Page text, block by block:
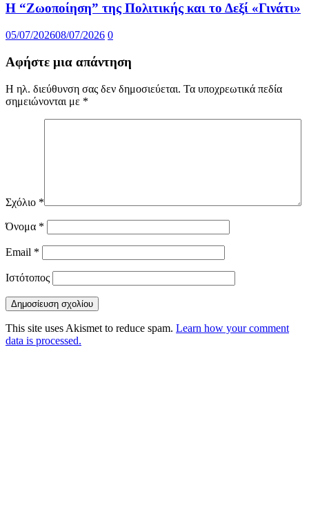
Η “Ζωοποίηση” της Πολιτικής και το Δεξί «Γινάτι»
05/07/202608/07/2026 0
Αφήστε μια απάντηση
Η ηλ. διεύθυνση σας δεν δημοσιεύεται. Τα υποχρεωτικά πεδία
σημειώνονται με *
Σχόλιο *
Όνομα *
Email *
Ιστότοπος
This site uses Akismet to reduce spam. Learn how your comment
data is processed.